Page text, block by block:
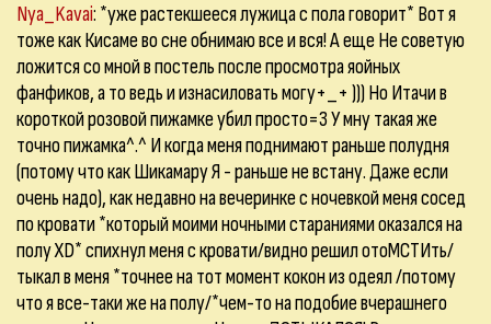
Nya_Kavai: *уже растекшееся лужица с пола говорит* Вот я
тоже как Кисаме во сне обнимаю все и вся! А еще Не советую
ложится со мной в постель после просмотра яойных
фанфиков, а то ведь и изнасиловать могу+_+ ))) Но Итачи в
короткой розовой пижамке убил просто=3 У мну такая же
точно пижамка^.^ И когда меня поднимают раньше полудня
(потому что как Шикамару Я - раньше не встану. Даже если
очень надо), как недавно на вечеринке с ночевкой меня сосед
по кровати *который моими ночными стараниями оказался на
полу XD* спихнул меня с кровати/видно решил отоМСТИть/
тыкал в меня *точнее на тот момент кокон из одеял /потому
что я все-таки же на полу/*чем-то на подобие вчерашнего